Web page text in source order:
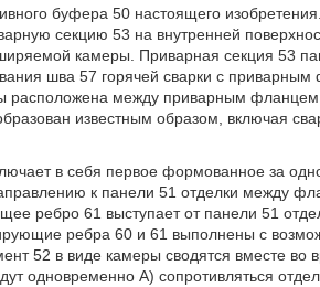
буфера 50 настоящего
секцию 53 на внутренней
камеры. Приварная секция 53
шва 57 горячей сварки с
расположена между приварным фланцем
известным образом, включая
в себя первое формованное за
к панели 51 отделки между
ребро 61 выступает от панели 51
ребра 60 и 61 выполнены с
52 в виде камеры сводятся вместе во
одновременно A) сопротивляться